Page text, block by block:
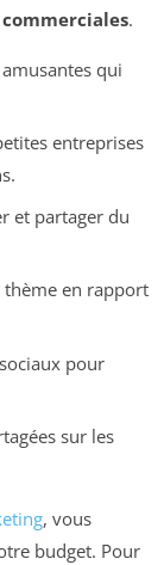
.
qui
entreprises
et partager du
en rapport
pour
sur les
, vous
budget. Pour